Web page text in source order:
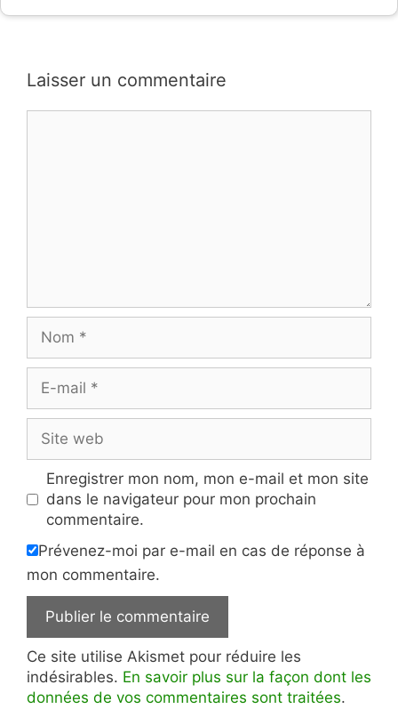
Laisser un commentaire
mail
web
Enregistrer mon nom, mon e-mail et mon site
dans le navigateur pour mon prochain
commentaire.
Prévenez-moi par e-mail en cas de réponse à
mon commentaire.
Ce site utilise Akismet pour réduire les
indésirables. En savoir plus sur la façon dont les
données de vos commentaires sont traitées.